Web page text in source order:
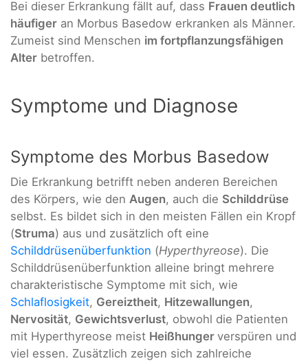
Bei dieser Erkrankung fällt auf, dass Frauen deutlich
häufiger an Morbus Basedow erkranken als Männer.
Zumeist sind Menschen im fortpflanzungsfähigen
Alter betroffen.
Symptome und Diagnose
Symptome des Morbus Basedow
Die Erkrankung betrifft neben anderen Bereichen
des Körpers, wie den Augen, auch die Schilddrüse
selbst. Es bildet sich in den meisten Fällen ein Kropf
(Struma) aus und zusätzlich oft eine
Schilddrüsenüberfunktion (Hyperthyreose). Die
Schilddrüsenüberfunktion alleine bringt mehrere
charakteristische Symptome mit sich, wie
Schlaflosigkeit, Gereiztheit, Hitzewallungen,
Nervosität, Gewichtsverlust, obwohl die Patienten
mit Hyperthyreose meist Heißhunger verspüren und
viel essen. Zusätzlich zeigen sich zahlreiche